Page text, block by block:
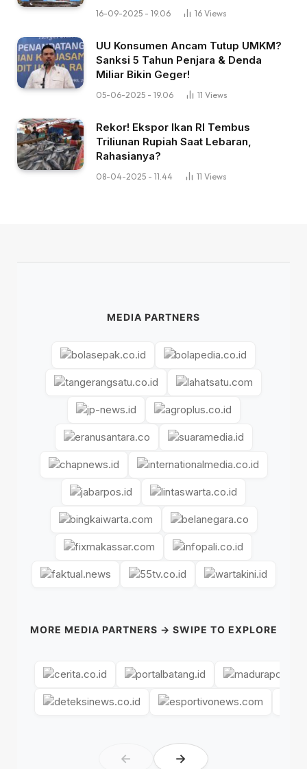
16-09-2025 - 19.06 16 Views
UU Konsumen Ancam Tutup UMKM?
Sanksi 5 Tahun Penjara & Denda
Miliar Bikin Geger!
05-06-2025 - 19.06 11 Views
Rekor! Ekspor Ikan RI Tembus
Triliunan Rupiah Saat Lebaran,
Rahasianya?
08-04-2025 - 11.44 11 Views
MEDIA PARTNERS
MORE MEDIA PARTNERS → SWIPE TO EXPLORE
← →